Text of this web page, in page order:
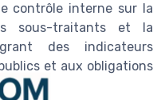
contrôle interne sur la
sous-traitants et la
des indicateurs
et aux obligations